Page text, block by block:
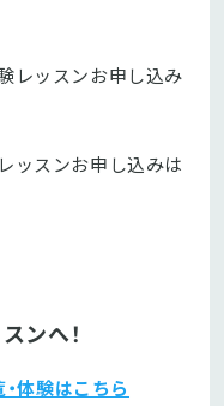
レッスンお申し込み
ッスンお申し込みは
ンへ！
体験はこちら